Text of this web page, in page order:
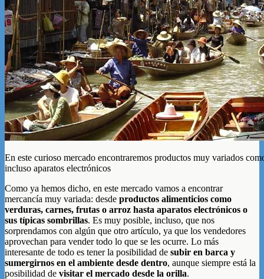
En este curioso mercado encontraremos productos muy variados
incluso aparatos electrónicos
Como ya hemos dicho, en este mercado vamos a encontrar
mercancía muy variada: desde productos alimenticios como
verduras, carnes, frutas o arroz hasta aparatos electrónicos o
sus típicas sombrillas. Es muy posible, incluso, que nos
sorprendamos con algún que otro artículo, ya que los vendedores
aprovechan para vender todo lo que se les ocurre. Lo más
interesante de todo es tener la posibilidad de subir en barca y
sumergirnos en el ambiente desde dentro, aunque siempre está la
posibilidad de visitar el mercado desde la orilla.